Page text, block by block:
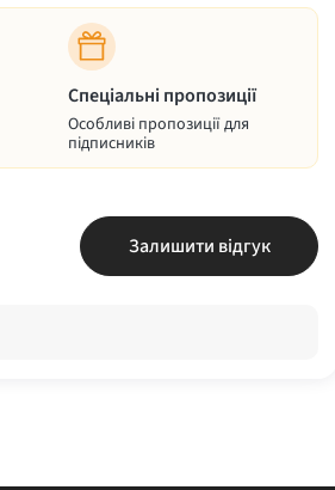
Спеціальні пропозиції
Особливі пропозиції для
підписників
Залишити відгук